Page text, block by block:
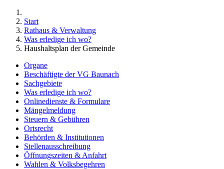
Start
Rathaus & Verwaltung
Was erledige ich wo?
Haushaltsplan der Gemeinde
Organe
Beschäftigte der VG Baunach
Sachgebiete
Was erledige ich wo?
Onlinedienste & Formulare
Mängelmeldung
Steuern & Gebühren
Ortsrecht
Behörden & Institutionen
Stellenausschreibung
Öffnungszeiten & Anfahrt
Wahlen & Volksbegehren